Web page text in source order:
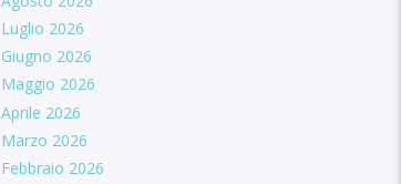
Luglio 2026
Giugno 2026
Maggio 2026
Aprile 2026
Marzo 2026
Febbraio 2026